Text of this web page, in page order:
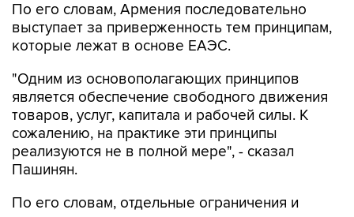
По его словам, Армения последовательно
выступает за приверженность тем принципам,
которые лежат в основе ЕАЭС.
"Одним из основополагающих принципов
является обеспечение свободного движения
товаров, услуг, капитала и рабочей силы. К
сожалению, на практике эти принципы
реализуются не в полной мере", - сказал
Пашинян.
По его словам, отдельные ограничения и